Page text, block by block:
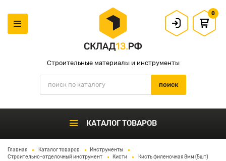
Строительные материалы и инструменты
0
КАТАЛОГ ТОВАРОВ
Главная Каталог товаров
Инструменты
Строительно-отделочный инструмент
Кисти Кисть филеночная 8мм (5шт)